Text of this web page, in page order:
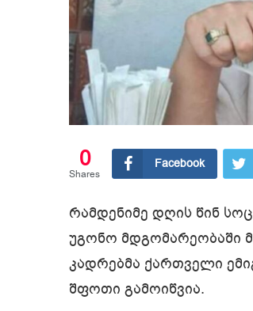
0
Shares
Facebook
რამდენიმე დღის წინ
უგონო მდგომარეობაში
კადრებმა ქართველი
შფოთი გამოიწვია.